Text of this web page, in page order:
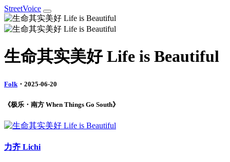
StreetVoice
生命其实美好 Life is Beautiful
Folk ・2025-06-20
《极乐・南方 When Things Go South》
力齐 Lichi